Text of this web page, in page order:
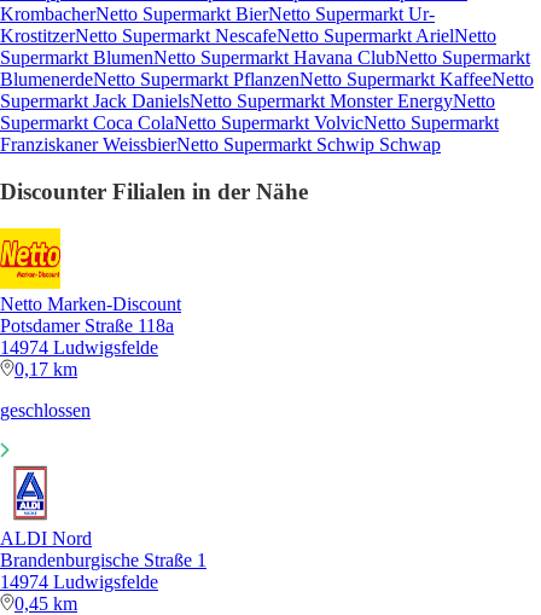
KrombacherNetto Supermarkt BierNetto Supermarkt Ur-
KrostitzerNetto Supermarkt NescafeNetto Supermarkt ArielNetto
Supermarkt BlumenNetto Supermarkt Havana ClubNetto Supermarkt
BlumenerdeNetto Supermarkt PflanzenNetto Supermarkt KaffeeNetto
Supermarkt Jack DanielsNetto Supermarkt Monster EnergyNetto
Supermarkt Coca ColaNetto Supermarkt VolvicNetto Supermarkt
Franziskaner WeissbierNetto Supermarkt Schwip Schwap
Discounter Filialen in der Nähe
Netto Marken-Discount
Potsdamer Straße 118a
14974 Ludwigsfelde
0,17 km
geschlossen
ALDI Nord
Brandenburgische Straße 1
14974 Ludwigsfelde
0,45 km